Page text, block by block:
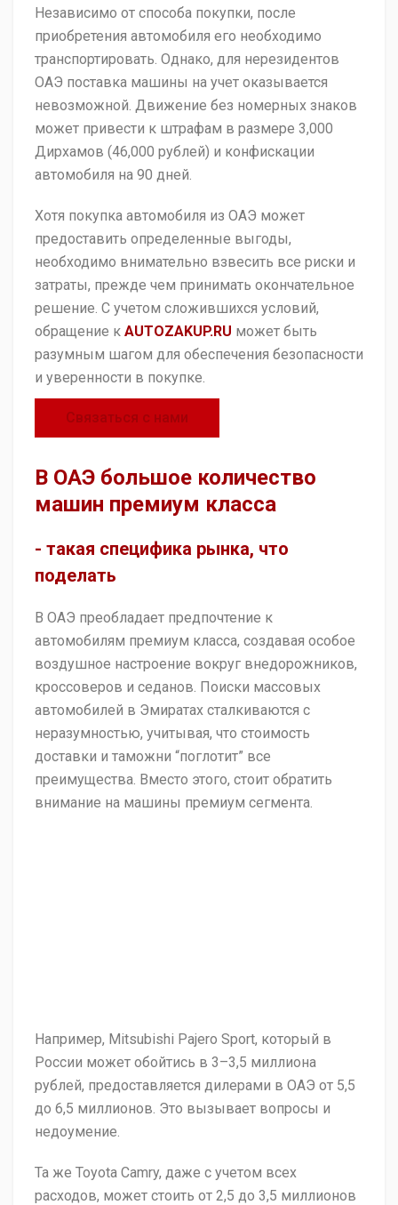
Независимо от способа покупки, после
приобретения автомобиля его необходимо
транспортировать. Однако, для нерезидентов
ОАЭ поставка машины на учет оказывается
невозможной. Движение без номерных знаков
может привести к штрафам в размере 3,000
Дирхамов (46,000 рублей) и конфискации
автомобиля на 90 дней.
Хотя покупка автомобиля из ОАЭ может
предоставить определенные выгоды,
необходимо внимательно взвесить все риски и
затраты, прежде чем принимать окончательное
решение. С учетом сложившихся условий,
обращение к AUTOZAKUP.RU может быть
разумным шагом для обеспечения безопасности
и уверенности в покупке.
Связаться с нами
В ОАЭ большое количество
машин премиум класса
- такая специфика рынка, что
поделать
В ОАЭ преобладает предпочтение к
автомобилям премиум класса, создавая особое
воздушное настроение вокруг внедорожников,
кроссоверов и седанов. Поиски массовых
автомобилей в Эмиратах сталкиваются с
неразумностью, учитывая, что стоимость
доставки и таможни “поглотит” все
преимущества. Вместо этого, стоит обратить
внимание на машины премиум сегмента.
Например, Mitsubishi Pajero Sport, который в
России может обойтись в 3–3,5 миллиона
рублей, предоставляется дилерами в ОАЭ от 5,5
до 6,5 миллионов. Это вызывает вопросы и
недоумение.
Та же Toyota Camry, даже с учетом всех
расходов, может стоить от 2,5 до 3,5 миллионов